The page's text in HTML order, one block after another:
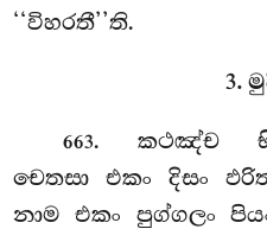
‘‘විහරතී’’ති.
3.
663. කථඤ්ච
චෙතසා එකං දිසං
නාම එකං පුග්ගලං